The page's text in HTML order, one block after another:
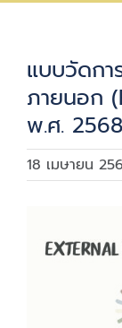
แบบวัดกา
ภายนอก
พ.ศ. 2568
18 เมษายน